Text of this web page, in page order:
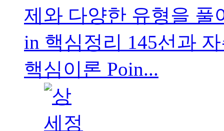
제와 다양한 유형을 풀
in 핵심정리 145선과
핵심이론 Poin...